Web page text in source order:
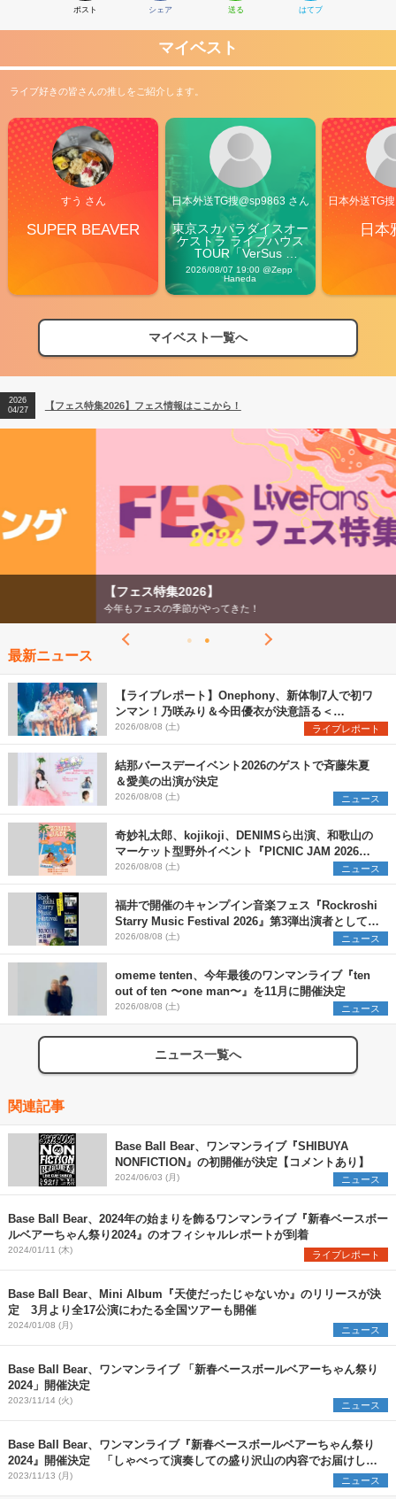
ポスト シェア 送る はてブ
マイベスト
ライブ好きの皆さんの推しをご紹介します。
すう さん
SUPER BEAVER
日本外送TG搜@sp9863 さん
東京スカパラダイスオー
ケストラ ライブハウス
TOUR「VerSus
Carnival」
2026/08/07 19:00 @Zepp
Haneda
日本外送TG
日本
マイベスト一覧へ
【フェス特集2026】フェス情報はここから！
【ライブ動員ランキング】2026年上半期編発表！
2026
04/27
【フェス特集2026】フェス情報はここから！
2026
【ライブ動員ランキング】2026年上半期編発表！
【フェス特集2026】
今年もフェスの季節がやってきた！
最新ニュース
【ライブレポート】Onephony、新体制7人で初ワ
ンマン！乃咲みり＆今田優衣が決意語る＜
Onephony新体制1st Oneman Live はじまりの夏
＞
2026/08/08 (土) ライブレポート
結那バースデーイベント2026のゲストで斉藤朱夏
＆愛美の出演が決定
2026/08/08 (土) ニュース
奇妙礼太郎、kojikoji、DENIMSら出演、和歌山の
マーケット型野外イベント『PICNIC JAM 2026』
早割チケット発売開始
2026/08/08 (土) ニュース
福井で開催のキャンプイン音楽フェス『Rockroshi
Starry Music Festival 2026』第3弾出演者として
SCOOBIE DO、かりゆし58、Reiを発表
2026/08/08 (土) ニュース
omeme tenten、今年最後のワンマンライブ『ten
out of ten 〜one man〜』を11月に開催決定
2026/08/08 (土) ニュース
ニュース一覧へ
関連記事
Base Ball Bear、ワンマンライブ『SHIBUYA
NONFICTION』の初開催が決定【コメントあり】
2024/06/03 (月) ニュース
Base Ball Bear、2024年の始まりを飾るワンマンライブ『新春ベースボー
ルベアーちゃん祭り2024』のオフィシャルレポートが到着
2024/01/11 (木) ライブレポート
Base Ball Bear、Mini Album『天使だったじゃないか』のリリースが決
定 3月より全17公演にわたる全国ツアーも開催
2024/01/08 (月) ニュース
Base Ball Bear、ワンマンライブ 「新春ベースボールベアーちゃん祭り
2024」開催決定
2023/11/14 (火) ニュース
Base Ball Bear、ワンマンライブ『新春ベースボールベアーちゃん祭り
2024』開催決定 「しゃべって演奏しての盛り沢山の内容でお届けしま
す！」
2023/11/13 (月) ニュース